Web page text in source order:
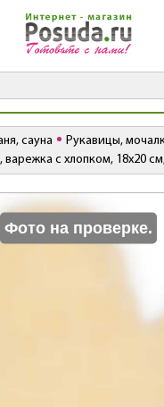
сауна
Рукавицы,
варежка с хлопком, 18х20
Фото на проверке.